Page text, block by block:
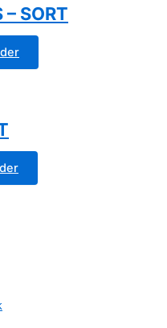
– SORT